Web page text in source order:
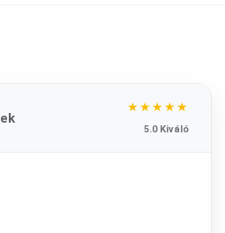
★★★★★
5.0 Kiváló